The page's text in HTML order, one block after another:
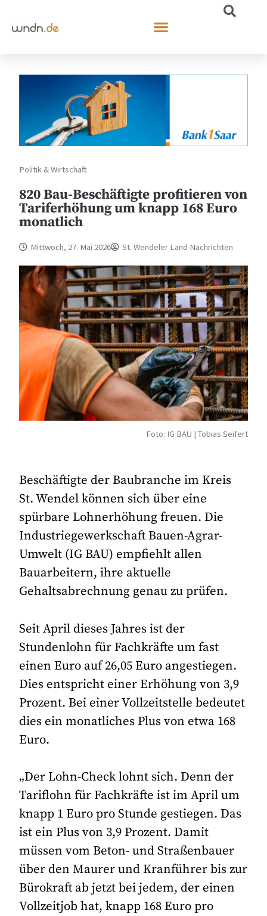
Politik & Wirtschaft
820 Bau-Beschäftigte profitieren von
Tariferhöhung um knapp 168 Euro
monatlich
Mittwoch, 27. Mai 2026 St. Wendeler Land Nachrichten
Foto: IG BAU | Tobias Seifert
Beschäftigte der Baubranche im Kreis
St. Wendel können sich über eine
spürbare Lohnerhöhung freuen. Die
Industriegewerkschaft Bauen-Agrar-
Umwelt (IG BAU) empfiehlt allen
Bauarbeitern, ihre aktuelle
Gehaltsabrechnung genau zu prüfen.
Seit April dieses Jahres ist der
Stundenlohn für Fachkräfte um fast
einen Euro auf 26,05 Euro angestiegen.
Dies entspricht einer Erhöhung von 3,9
Prozent. Bei einer Vollzeitstelle bedeutet
dies ein monatliches Plus von etwa 168
Euro.
„Der Lohn-Check lohnt sich. Denn der
Tariflohn für Fachkräfte ist im April um
knapp 1 Euro pro Stunde gestiegen. Das
ist ein Plus von 3,9 Prozent. Damit
müssen vom Beton- und Straßenbauer
über den Maurer und Kranführer bis zur
Bürokraft ab jetzt bei jedem, der einen
Vollzeitjob hat, knapp 168 Euro pro